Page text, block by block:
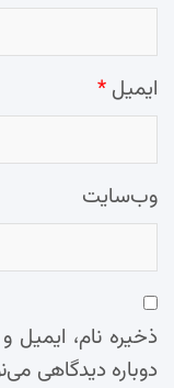
ایمیل *
وب‌سایت
ذخیره نام، ایمیل
دوباره دیدگاهی